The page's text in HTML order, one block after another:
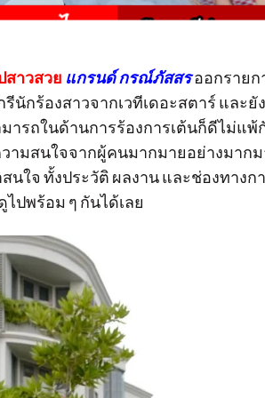
สาวสวย แกรนด์ กรณ์ภัสสรออกรายก
นักร้องสาวจากเวทีเดอะสตาร์ และ
ารถในด้านการร้องการเต้นก็ดีไม่แพ้
ามสนใจจากผู้คนมากมายอย่างมาก
นใจ ทั้งประวัติ ผลงาน และช่องทา
ไปพร้อม ๆ กันได้เลย